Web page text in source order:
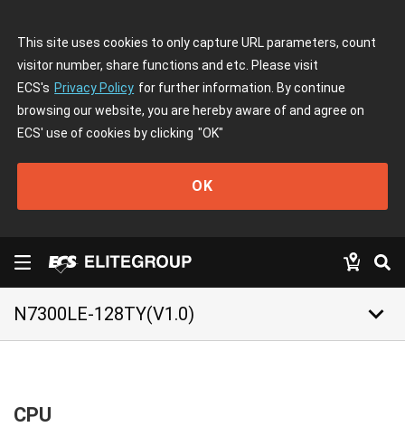
This site uses cookies to only capture URL parameters, count
visitor number, share functions and etc. Please visit
ECS's Privacy Policy for further information. By continue
browsing our website, you are hereby aware of and agree on
ECS' use of cookies by clicking "OK"
OK
N7300LE-128TY(V1.0) keyboard_arrow_down
CPU